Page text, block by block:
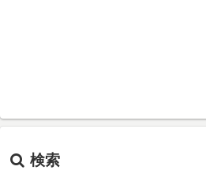
検索